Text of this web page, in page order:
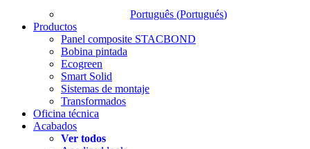
Português (Portugués)
Productos
Panel composite STACBOND
Bobina pintada
Ecogreen
Smart Solid
Sistemas de montaje
Transformados
Oficina técnica
Acabados
Ver todos